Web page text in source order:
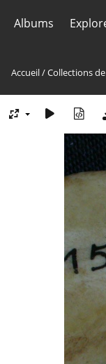
Albums
Accueil/Collections